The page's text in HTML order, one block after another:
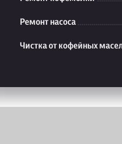
Ремонт насоса
Чистка от кофейных